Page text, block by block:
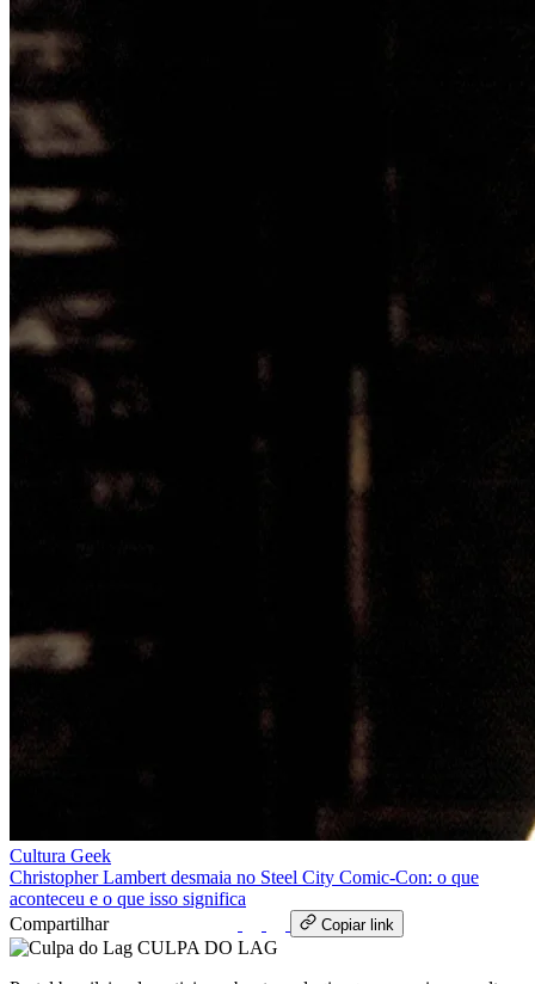
Cultura Geek
Christopher Lambert desmaia no Steel City Comic-Con: o que
aconteceu e o que isso significa
Compartilhar
Copiar link
CULPA DO LAG